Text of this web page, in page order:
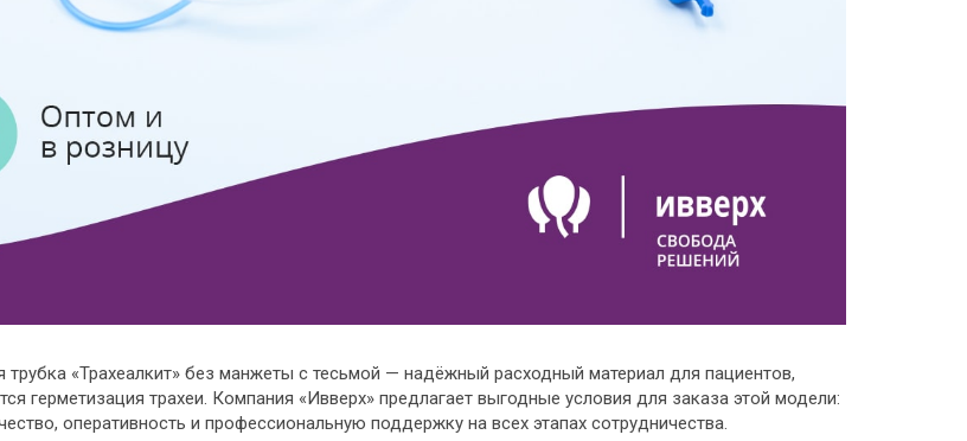
трубка «Трахеалкит» без манжеты с тесьмой — надёжный расходный материал для пациентов,
герметизация трахеи. Компания «Ивверх» предлагает выгодные условия для заказа этой модели:
оперативность и профессиональную поддержку на всех этапах сотрудничества.